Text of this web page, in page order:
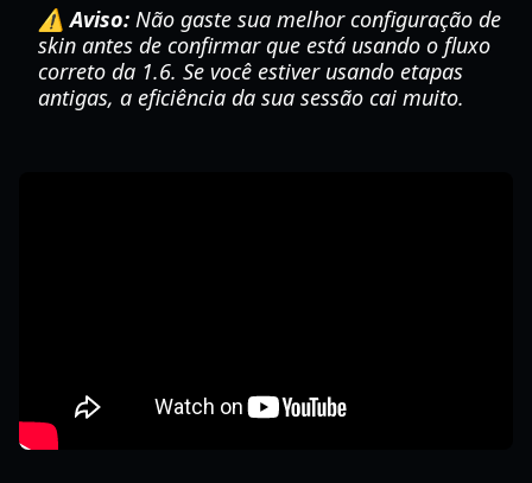
⚠️ Aviso: Não gaste sua melhor configuração de
skin antes de confirmar que está usando o fluxo
correto da 1.6. Se você estiver usando etapas
antigas, a eficiência da sua sessão cai muito.